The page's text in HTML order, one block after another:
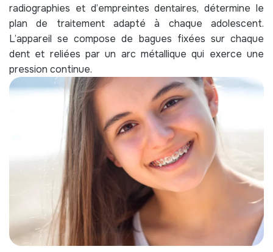
radiographies et d’empreintes dentaires, détermine le
plan de traitement adapté à chaque adolescent.
L’appareil se compose de bagues fixées sur chaque
dent et reliées par un arc métallique qui exerce une
pression continue.